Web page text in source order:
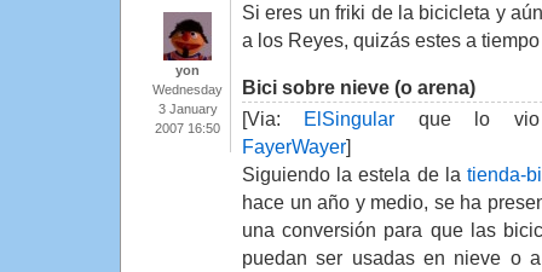
yon
Wednesday
3 January
2007 16:50
Si eres un friki de la bicicleta y
a los Reyes, quizás estes a
Bici sobre nieve (o arena)
[Via: ElSingular que lo
FayerWayer]
Siguiendo la estela de la tienda-
hace un año y medio, se ha
una conversión para que las
puedan ser usadas en nieve o